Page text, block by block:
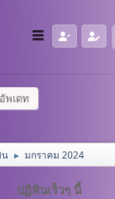
พเดท
► มกราคม 2024
ปฏิทินเร็วๆ นี้